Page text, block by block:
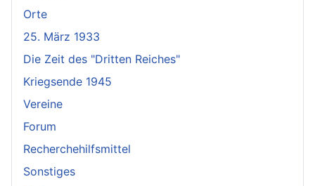
Orte
25. März 1933
Die Zeit des "Dritten Reiches"
Kriegsende 1945
Vereine
Forum
Recherchehilfsmittel
Sonstiges